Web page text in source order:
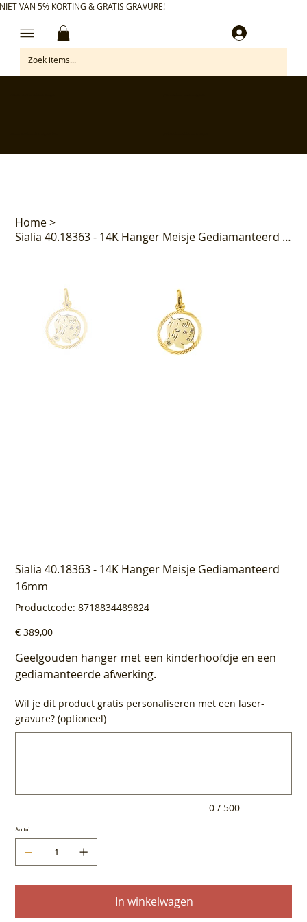
VAN 5% KORTING & GRATIS GRAVURE!
Home>
Sialia 40.18363 - 14K Hanger Meisje Gediamanteerd 16mm
Sialia 40.18363 - 14K Hanger Meisje Gediamanteerd
16mm
Productcode: Productcode
8718834489824
8718834489824
Prijs
€ 389,00
Geelgouden hanger met een kinderhoofdje en een
gediamanteerde afwerking.
Wil je dit product gratis personaliseren met een laser-
gravure? (optioneel)
0 / 500
Aantal
In winkelwagen